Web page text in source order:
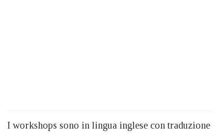
I workshops sono in lingua inglese con traduzione